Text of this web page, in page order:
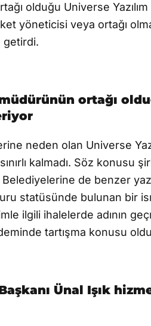
olduğu Universe
yöneticisi veya ortağı
getirdi.
ortağı
neden olan Universe
kalmadı. Söz konusu
Belediyelerine de benzer
statüsünde bulunan bir
ilgili ihalelerde adının
tartışma konusu
Ünal Işık